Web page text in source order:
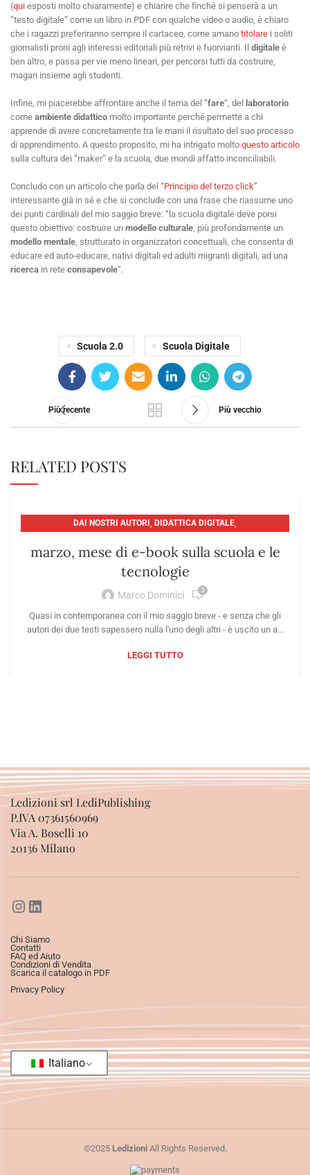
(qui esposti molto chiaramente) e chiarire che finché si penserà a un
“testo digitale” come un libro in PDF con qualche video o audio, è chiaro
che i ragazzi preferiranno sempre il cartaceo, come amano titolare i soliti
giornalisti proni agli interessi editoriali più retrivi e fuorvianti. Il digitale è
ben altro, e passa per vie meno lineari, per percorsi tutti da costruire,
magari insieme agli studenti.
Infine, mi piacerebbe affrontare anche il tema del “fare“, del laboratorio
come ambiente didattico molto importante perché permette a chi
apprende di avere concretamente tra le mani il risultato del suo processo
di apprendimento. A questo proposito, mi ha intrigato molto questo articolo
sulla cultura dei “maker” e la scuola, due mondi affatto inconciliabili.
Concludo con un articolo che parla del “Principio del terzo click”
interessante già in sé e che si conclude con una frase che riassume uno
dei punti cardinali del mio saggio breve: “la scuola digitale deve porsi
questo obiettivo: costruire un modello culturale, più profondamente un
modello mentale, strutturato in organizzatori concettuali, che consenta di
educare ed auto-educare, nativi digitali ed adulti migranti digitali, ad una
ricerca in rete consapevole“.
Scuola 2.0 Scuola Digitale
Più recente Più vecchio
RELATED POSTS
DAI NOSTRI AUTORI , DIDATTICA DIGITALE,
marzo, mese di e-book sulla scuola e le
tecnologie
Marco Dominici 3
Quasi in contemporanea con il mio saggio breve - e senza che gli
autori dei due testi sapessero nulla l'uno degli altri - è uscito un a...
LEGGI TUTTO
Ledizioni srl LediPublishing
P.IVA 07361560969
Via A. Boselli 10
20136 Milano
Chi Siamo
Contatti
FAQ ed Aiuto
Condizioni di Vendita
Scarica il catalogo in PDF
Privacy Policy
Italiano
©2025 LedizioniAll Rights Reserved.